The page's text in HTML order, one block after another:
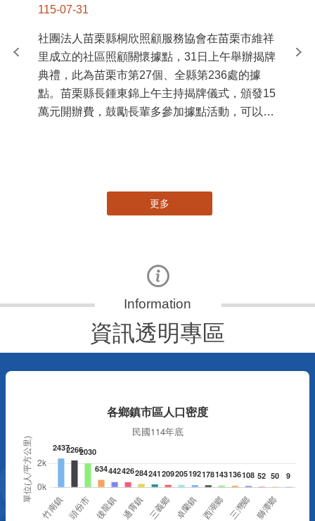
115-07-31
社團法人苗栗縣桐欣照顧服務協會在苗栗市維祥
里成立的社區照顧關懷據點，31日上午舉辦揭牌
典禮，此為苗栗市第27個、全縣第236處的據
點。苗栗縣長鍾東錦上午主持揭牌儀式，頒發15
萬元開辦費，鼓勵長輩多參加據點活動，可以更
更多
資訊透明專區